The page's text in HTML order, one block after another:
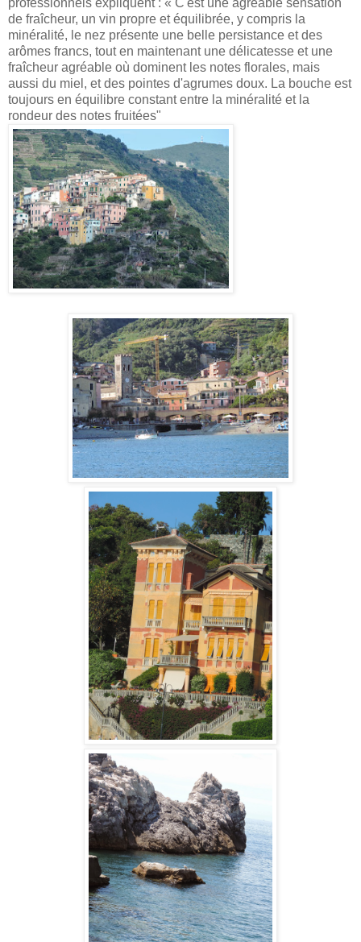
professionnels expliquent : « C'est une agréable sensation
de fraîcheur, un vin propre et équilibrée, y compris la
minéralité, le nez présente une belle persistance et des
arômes francs, tout en maintenant une délicatesse et une
fraîcheur agréable où dominent les notes florales, mais
aussi du miel, et des pointes d'agrumes doux. La bouche est
toujours en équilibre constant entre la minéralité et la
rondeur des notes fruitées"